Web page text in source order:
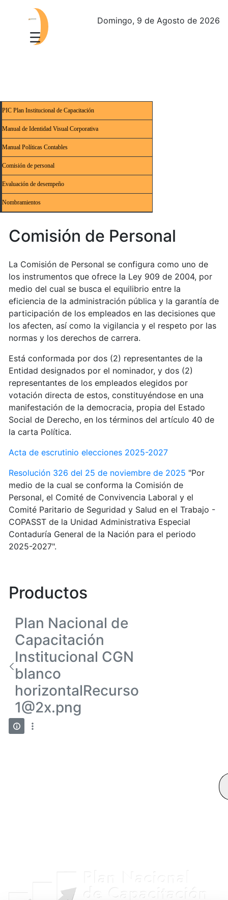
Domingo, 9 de Agosto de 2026
PIC Plan Institucional de Capacitación
Manual de Identidad Visual Corporativa
Manual Políticas Contables
Comisión de personal
Evaluación de desempeño
Nombramientos
Comisión de Personal
La Comisión de Personal se configura como uno de
los instrumentos que ofrece la Ley 909 de 2004, por
medio del cual se busca el equilibrio entre la
eficiencia de la administración pública y la garantía de
participación de los empleados en las decisiones que
los afecten, así como la vigilancia y el respeto por las
normas y los derechos de carrera.
Está conformada por dos (2) representantes de la
Entidad designados por el nominador, y dos (2)
representantes de los empleados elegidos por
votación directa de estos, constituyéndose en una
manifestación de la democracia, propia del Estado
Social de Derecho, en los términos del artículo 40 de
la carta Política.
Acta de escrutinio elecciones 2025-2027
Resolución 326 del 25 de noviembre de 2025 "Por
medio de la cual se conforma la Comisión de
Personal, el Comité de Convivencia Laboral y el
Comité Paritario de Seguridad y Salud en el Trabajo -
COPASST de la Unidad Administrativa Especial
Contaduría General de la Nación para el periodo
2025-2027".
Productos
Plan Nacional de
Capacitación
Institucional CGN
blanco
horizontalRecurso
1@2x.png